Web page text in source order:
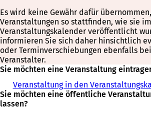
Es wird keine Gewähr dafür
Veranstaltungen so stattfinden, wie sie im
Veranstaltungskalender veröffentlicht
informieren Sie sich daher hinsichtlich
oder Terminverschiebungen ebenfalls
Veranstalter.
Sie möchten eine Veranstaltung
Veranstaltung in den
Sie möchten eine öffentliche
lassen?